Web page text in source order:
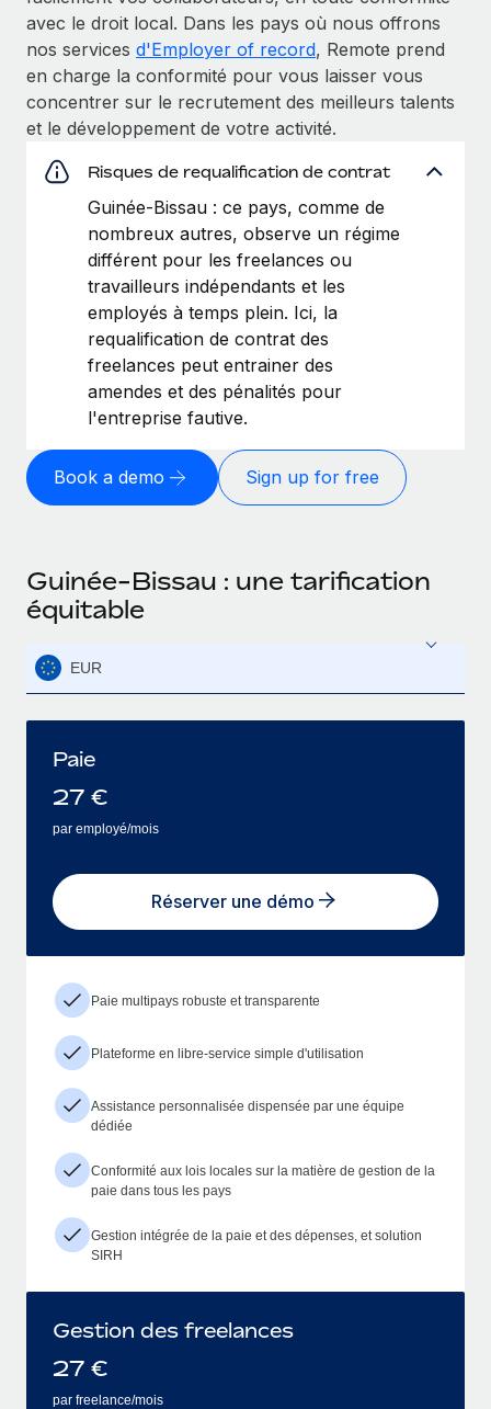
avec le droit local. Dans les pays où nous offrons
nos services d'Employer of record, Remote prend
en charge la conformité pour vous laisser vous
concentrer sur le recrutement des meilleurs talents
et le développement de votre activité.
Risques de requalification de contrat
Guinée-Bissau : ce pays, comme de
nombreux autres, observe un régime
différent pour les freelances ou
travailleurs indépendants et les
employés à temps plein. Ici, la
requalification de contrat des
freelances peut entrainer des
amendes et des pénalités pour
l'entreprise fautive.
Book a demo Sign up for free
Guinée-Bissau : une tarification
équitable
EUR
Paie
27 €
par employé/mois
Réserver une démo
Paie multipays robuste et transparente
Plateforme en libre-service simple d'utilisation
Assistance personnalisée dispensée par une équipe
dédiée
Conformité aux lois locales sur la matière de gestion de la
paie dans tous les pays
Gestion intégrée de la paie et des dépenses, et solution
SIRH
Gestion des freelances
27 €
par freelance/mois